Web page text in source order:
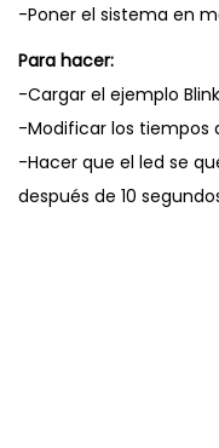
-Poner el sistema en
Para hacer:
-Cargar el ejemplo
-Modificar los tiempos
-Hacer que el led se
después de 10